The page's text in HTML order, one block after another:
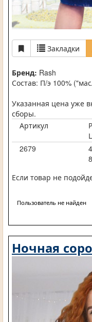
Закладки
Бренд: Rash
Состав: П/э 100%
Указанная цена уже
сборы.
Артикул
2679
Если товар не
Пользователь не найден
Ночная